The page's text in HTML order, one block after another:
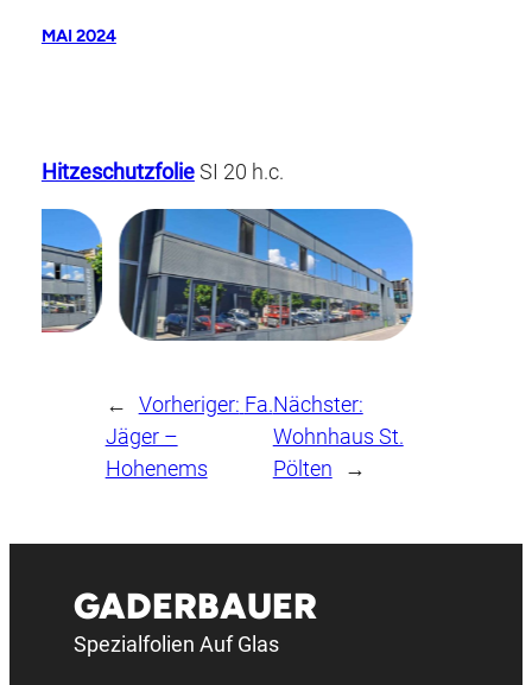
MAI 2024
HitzeschutzfolieSI 20 h.c.
← Vorheriger: Fa.
Jäger –
Hohenems
Nächster:
Wohnhaus St.
Pölten
→
GADERBAUER
Spezialfolien Auf Glas